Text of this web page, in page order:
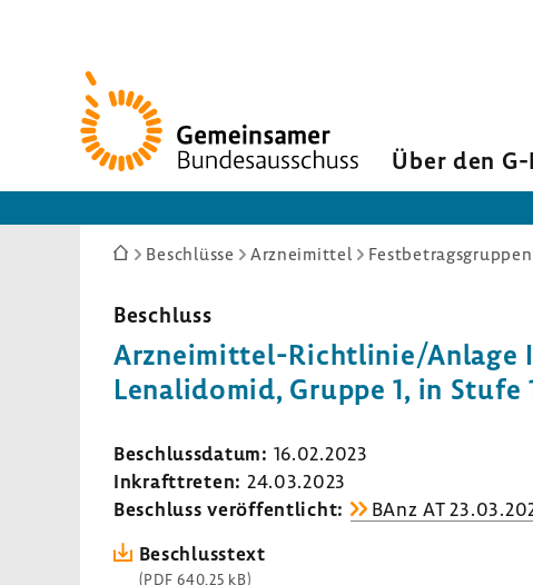
Zur
Startseite
Über den G-
Sie
hier:
Beschlüsse Arzneimittel
Beschluss
Arzneimittel-​Richtlinie/Anlage
Lena­li­domid, Gruppe 1, in Stufe
Beschluss­datum: 16.02.2023
Inkraft­treten: 24.03.2023
Beschluss veröf­fent­licht:
BAnz AT
Beschluss­text
(PDF 640,25 kB)